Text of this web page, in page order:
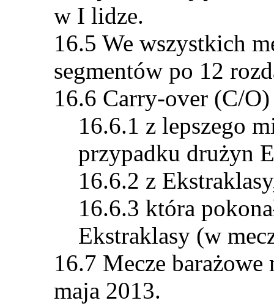
w I lidze.
We wszystkich
segmentów po 12
Carry-over (C/
z lepszego
przypadku drużyn
z
która
Ekstraklasy (w
Mecze barażowe
maja 2013.